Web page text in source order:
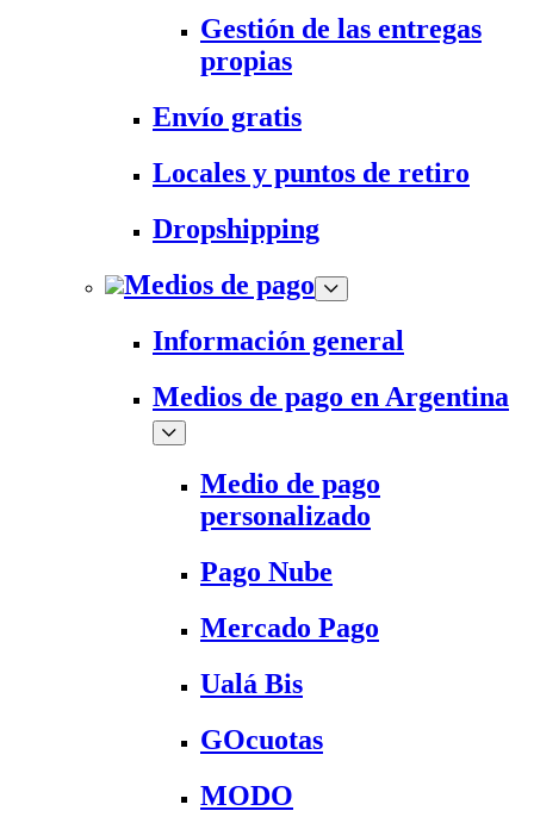
Gestión de las entregas
propias
Envío gratis
Locales y puntos de retiro
Dropshipping
Medios de pago
Información general
Medios de pago en Argentina
Medio de pago
personalizado
Pago Nube
Mercado Pago
Ualá Bis
GOcuotas
MODO